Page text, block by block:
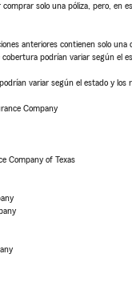
solo una póliza, pero, en
anteriores contienen solo
cobertura podrían variar según el
variar según el estado y
Company
Company of Texas